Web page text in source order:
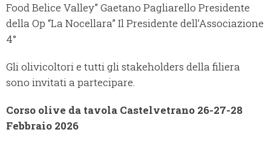
Food Belice Valley” Gaetano Pagliarello Presidente
della Op “La Nocellara” Il Presidente dell’Associazione
4°
Gli olivicoltori e tutti gli stakeholders della filiera
sono invitati a partecipare.
Corso olive da tavola Castelvetrano 26-27-28
Febbraio 2026